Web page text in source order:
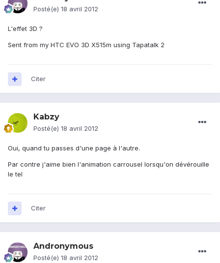
Posté(e) 18 avril 2012
L'effet 3D ?
Sent from my HTC EVO 3D X515m using Tapatalk 2
Citer
Kabzy
Posté(e) 18 avril 2012
Oui, quand tu passes d'une page à l'autre.
Par contre j'aime bien l'animation carrousel lorsqu'on dévérouille
le tel
Citer
Andronymous
Posté(e) 18 avril 2012